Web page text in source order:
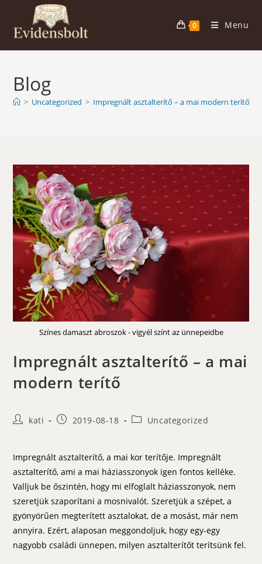
content
0 Menu
Blog
> Uncategorized > Impregnált asztalterítő – a mai modern terítő
Színes damaszt abroszok - vigyél színt az ünnepeidbe
Impregnált asztalterítő – a mai
modern terítő
Postkati
Post2019-08-18
PostUncategorized
Impregnált asztalterítő, a mai kor terítője. Impregnált
asztalterítő, ami a mai háziasszonyok igen fontos kelléke.
Valljuk be őszintén, hogy mi elfoglalt háziasszonyok, nem
szeretjük szaporítani a mosnivalót. Szeretjük a szépet, a
gyönyörűen megterített asztalokat, de a mosást, már nem
annyira. Ezért, alaposan meggondoljuk, hogy egy-egy
nagyobb családi ünnepen, milyen asztalterítőt terítsünk fel.